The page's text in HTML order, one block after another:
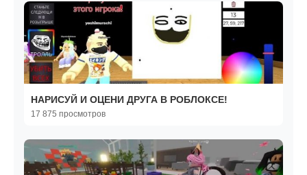
НАРИСУЙ И ОЦЕНИ ДРУГА В РОБЛОКСЕ!
17 875 просмотров